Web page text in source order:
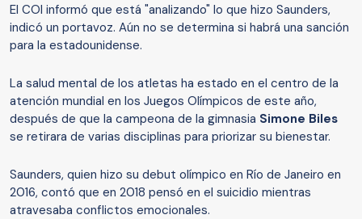
El COI informó que está "analizando" lo que hizo Saunders,
indicó un portavoz. Aún no se determina si habrá una sanción
para la estadounidense.
La salud mental de los atletas ha estado en el centro de la
atención mundial en los Juegos Olímpicos de este año,
después de que la campeona de la gimnasia Simone Biles
se retirara de varias disciplinas para priorizar su bienestar.
Saunders, quien hizo su debut olímpico en Río de Janeiro en
2016, contó que en 2018 pensó en el suicidio mientras
atravesaba conflictos emocionales.